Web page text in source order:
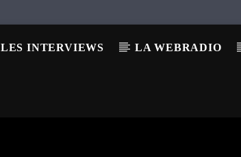
LES INTERVIEWS LA WEBRADIO